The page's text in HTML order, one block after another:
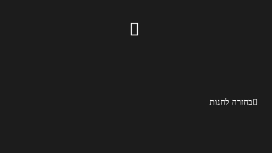
Kodak Brownie 1941
בחזרה לחנות